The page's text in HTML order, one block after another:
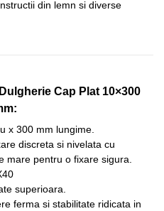
din lemn si diverse
Cap Plat 10×300
x 300 mm lungime.
discreta si nivelata cu
mare pentru o fixare sigura.
superioara.
ferma si stabilitate ridicata in